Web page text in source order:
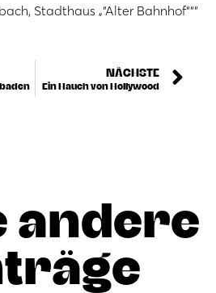
Stadthaus „“Alter Bahnhof“““
NÄCHSTE
Ein Hauch von Hollywood
andere